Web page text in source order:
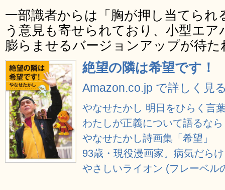
一部識者からは「胸が押し当てられ
う意見も寄せられており、小型エ
膨らませるバージョンアップが待
絶望の隣は希望です！
Amazon.co.jp で詳しく見
やなせたかし 明日をひらく言
わたしが正義について語るな
やなせたかし詩画集「希望」
93歳・現役漫画家。病気だら
やさしいライオン (フレーベル